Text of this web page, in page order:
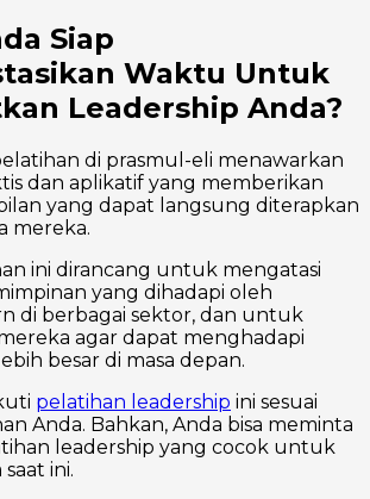
Siap
Waktu Untuk
Leadership Anda?
di prasmul-eli menawarkan
dan aplikatif yang memberikan
yang dapat langsung diterapkan
mereka.
ini dirancang untuk mengatasi
yang dihadapi oleh
di berbagai sektor, dan untuk
agar dapat menghadapi
besar di masa depan.
pelatihan leadership ini sesuai
Anda. Bahkan, Anda bisa meminta
leadership yang cocok untuk
ini.